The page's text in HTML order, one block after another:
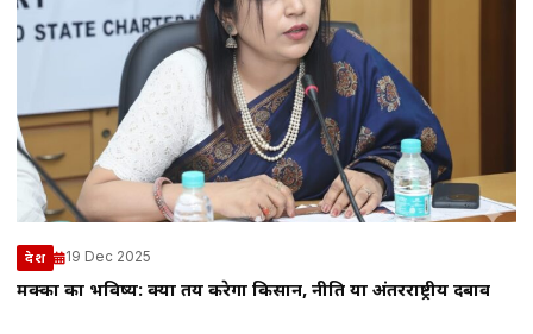
देश 19 Dec 2025
मक्का का भविष्य: क्या तय करेगा किसान, नीति या अंतरराष्ट्रीय दबाव